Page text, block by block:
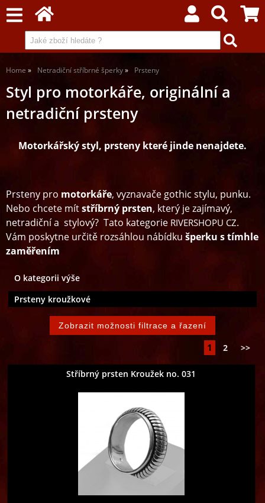
Home Netradiční stříbrné šperky Prsteny
Styl pro motorkáře, originální a
netradiční prsteny
Motorkářský styl, prsteny které jinde nenajdete.
Prsteny pro motorkáře, vyznavače gothic stylu, punku.
Nebo chcete mítstříbrný prsten, který je zajímavý,
netradiční a stylový? Tato kategorie RIVERSHOPU CZ.
Vám poskytne určitě rozsáhlou nábídku šperku s tímhle
zaměřením
O kategorii výše
Prsteny kroužkové
1 2 >>
Stříbrný prsten Kroužek no. 031